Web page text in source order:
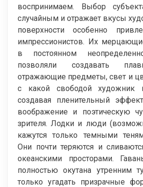
воспринимаем. Выбор
случайным и отражает вкусы
поверхности особенно
импрессионистов. Их
в постоянном
позволяли создавать
отражающие предметы, свет и
с какой свободой художник
создавая пленительный
воображение и поэтическую
зрителя. Лодки и люди
кажутся только темными
Они почти теряются и
океанскими просторами.
полностью окутана утренним
только угадать призрачные